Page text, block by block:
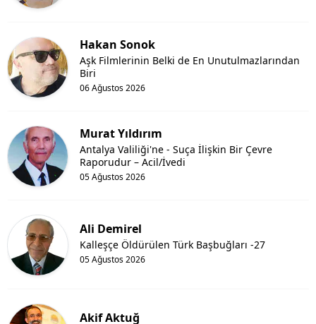
Hakan Sonok
06 Ağustos 2026
Aşk Filmlerinin Belki de En Unutulmazlarından
Biri
Murat Yıldırım
05 Ağustos 2026
Antalya Valiliği'ne - Suça İlişkin Bir Çevre
Raporudur – Acil/İvedi
Ali Demirel
05 Ağustos 2026
Kalleşçe Öldürülen Türk Başbuğları -27
Akif Aktuğ